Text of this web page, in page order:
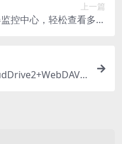
上一篇
控中心，轻松查看多台